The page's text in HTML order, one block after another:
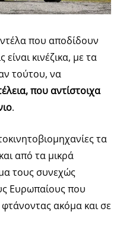
που αποδίδουν
κινέζικα, με τα
τούτου, να
που αντίστοιχα
.
τα
από τα μικρά
τους συνεχώς
Ευρωπαίους που
ακόμα και σε